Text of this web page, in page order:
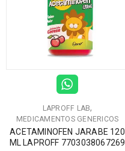
LAPROFF LAB,
MEDICAMENTOS GENERICOS
ACETAMINOFEN JARABE 120
ML LAPROFF 7703038067269